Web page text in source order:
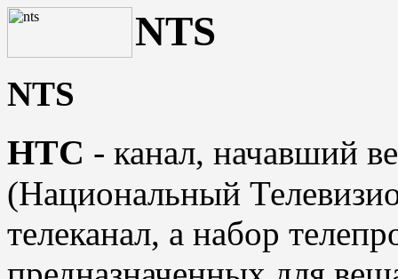
NTS
NTS
HTC - канал, начавший
(Национальный
телеканал, а набор